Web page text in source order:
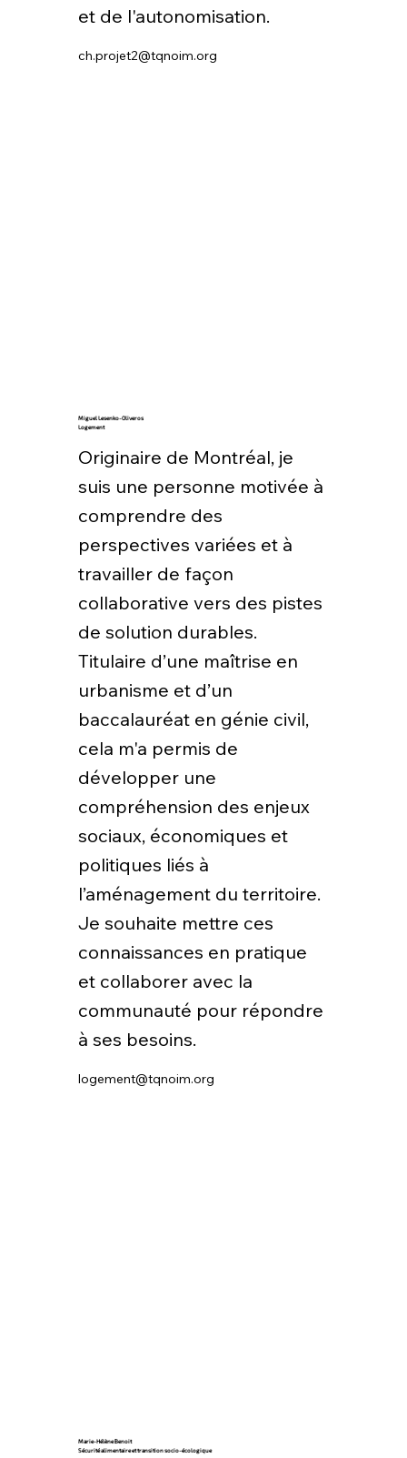
et de l'autonomisation.
ch.projet2@tqnoim.org
Miguel Lesenko-Oliveros
Logement
Originaire de Montréal, je
suis une personne motivée à
comprendre des
perspectives variées et à
travailler de façon
collaborative vers des pistes
de solution durables.
Titulaire d’une maîtrise en
urbanisme et d’un
baccalauréat en génie civil,
cela m'a permis de
développer une
compréhension des enjeux
sociaux, économiques et
politiques liés à
l’aménagement du territoire.
Je souhaite mettre ces
connaissances en pratique
et collaborer avec la
communauté pour répondre
à ses besoins.
logement@tqnoim.org
Marie-Hélène Benoit
Sécurité alimentaire et transition socio-écologique